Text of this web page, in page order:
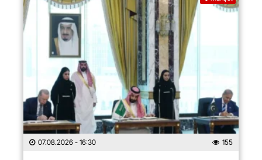
07.08.2026 - 16:30 155